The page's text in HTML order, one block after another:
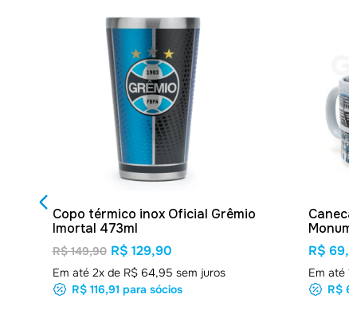
Copo térmico inox Oficial Grêmio
Imortal 473ml
R$ 149,90 R$ 129,90
Em até 2x de R$ 64,95 sem juros
R$ 116,91 para sócios
R$
Em até
R$